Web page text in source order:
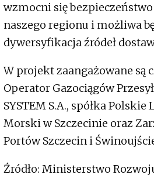
wzmocni się
naszego regionu i możliwa
dywersyfikacja źródeł
W projekt zaangażowane są
Operator Gazociągów
SYSTEM S.A., spółka Polskie
Morski w Szczecinie oraz
Portów Szczecin i
Źródło: Ministerstwo